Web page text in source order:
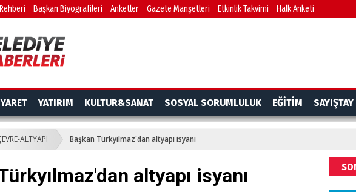
Başkan Biyografileri Anketler Gazete Manşetleri Etkinlik Takvimi Halk Anketi
YATIRIM KULTUR&SANAT SOSYAL SORUMLULUK EĞİTİM SAYIŞTAY
ALTYAPI Başkan Türkyılmaz'dan altyapı isyanı
altyapı isyanı